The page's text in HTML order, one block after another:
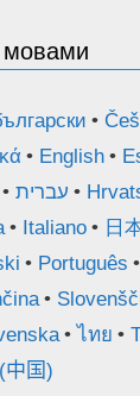
мовами
English
עברית
Italiano 日
Português
ไทย
中国)